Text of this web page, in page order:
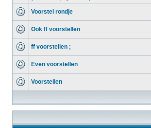
Voorstel rondje
Ook ff voorstellen
ff voorstellen ;
Even voorstellen
Voorstellen